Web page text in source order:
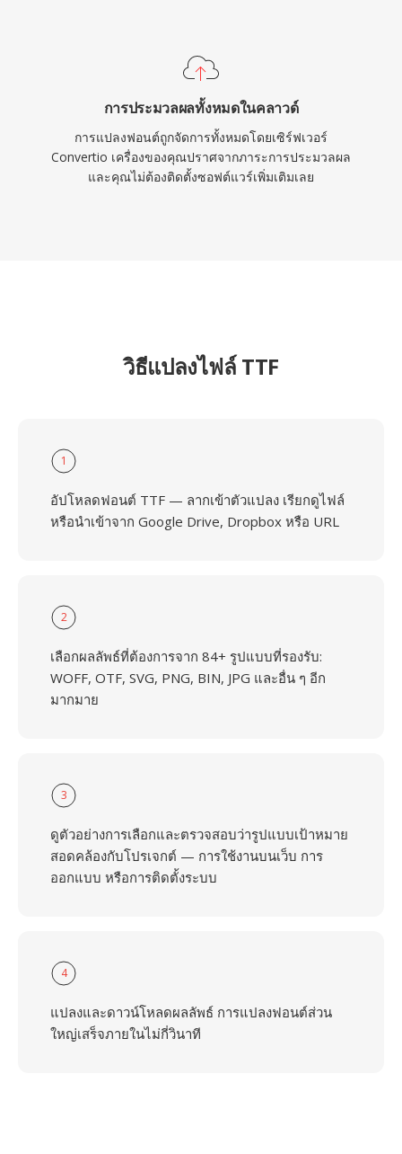
การประมวลผลทั้งหมดในคลาวด์
การแปลงฟอนต์ถูกจัดการทั้งหมดโดยเซิร์ฟเวอร์
Convertio เครื่องของคุณปราศจากภาระการประมวลผล
และคุณไม่ต้องติดตั้งซอฟต์แวร์เพิ่มเติมเลย
วิธีแปลงไฟล์ TTF
1
อัปโหลดฟอนต์ TTF — ลากเข้าตัวแปลง เรียกดูไฟล์
หรือนำเข้าจาก Google Drive, Dropbox หรือ URL
2
เลือกผลลัพธ์ที่ต้องการจาก 84+ รูปแบบที่รองรับ:
WOFF, OTF, SVG, PNG, BIN, JPG และอื่น ๆ อีก
มากมาย
3
ดูตัวอย่างการเลือกและตรวจสอบว่ารูปแบบเป้าหมาย
สอดคล้องกับโปรเจกต์ — การใช้งานบนเว็บ การ
ออกแบบ หรือการติดตั้งระบบ
4
แปลงและดาวน์โหลดผลลัพธ์ การแปลงฟอนต์ส่วน
ใหญ่เสร็จภายในไม่กี่วินาที